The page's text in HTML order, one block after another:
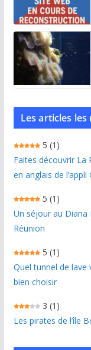
Les articles
5 (1)
Faites découvrir La
en anglais de l’appli
5 (1)
Un séjour au Diana
Réunion
5 (1)
Quel tunnel de lave
bien choisir
3 (1)
Les pirates de l’île